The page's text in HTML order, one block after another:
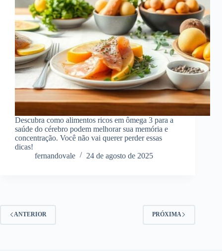
Descubra como alimentos ricos em ômega 3 para a
saúde do cérebro podem melhorar sua memória e
concentração. Você não vai querer perder essas
dicas!
fernandovale
24 de agosto de 2025
ANTERIOR PRÓXIMA